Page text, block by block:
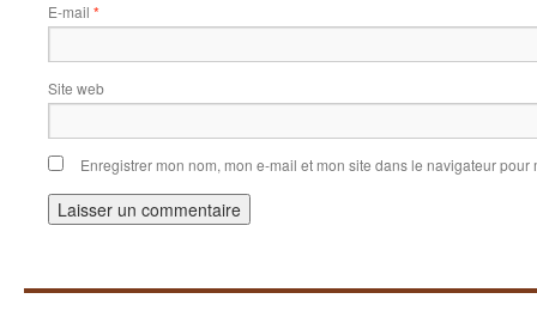
E-mail *
Site web
Enregistrer mon nom, mon e-mail et mon site dans le navigateur